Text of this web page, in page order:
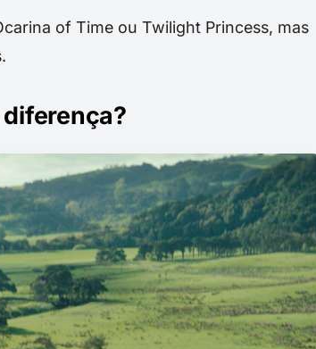
of Time ou Twilight Princess, mas
diferença?